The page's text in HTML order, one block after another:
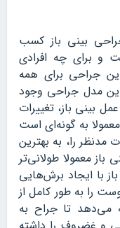
بینی باز کسب
و برای چه افرادی
جراحی برای همه
مدل جراحی وجود
بینی باز، تغییرات
به گونه‌ای است
مدنظر را، به بهترین
معمولا طولانی‌تر
با ایجاد برش‌هایی
را به طور کامل از
می‌دهد تا جراح به